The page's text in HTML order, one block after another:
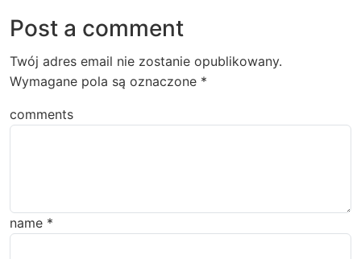
Post a comment
Twój adres email nie zostanie opublikowany.
Wymagane pola są oznaczone *
comments
name *